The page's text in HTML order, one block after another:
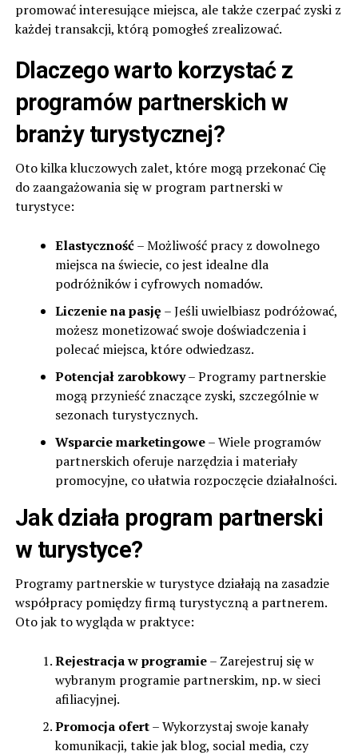
promować interesujące miejsca, ale także czerpać zyski z
każdej transakcji, którą pomogłeś zrealizować.
Dlaczego warto korzystać z
programów partnerskich w
branży turystycznej?
Oto kilka kluczowych zalet, które mogą przekonać Cię
do zaangażowania się w program partnerski w
turystyce:
Elastyczność– Możliwość pracy z dowolnego
miejsca na świecie, co jest idealne dla
podróżników i cyfrowych nomadów.
Liczenie na pasję – Jeśli uwielbiasz podróżować,
możesz monetizować swoje doświadczenia i
polecać miejsca, które odwiedzasz.
Potencjał zarobkowy– Programy partnerskie
mogą przynieść znaczące zyski, szczególnie w
sezonach turystycznych.
Wsparcie marketingowe– Wiele programów
partnerskich oferuje narzędzia i materiały
promocyjne, co ułatwia rozpoczęcie działalności.
Jak działa program partnerski
w turystyce?
Programy partnerskie w turystyce działają na zasadzie
współpracy pomiędzy firmą turystyczną a partnerem.
Oto jak to wygląda w praktyce:
Rejestracja w programie– Zarejestruj się w
wybranym programie partnerskim, np. w sieci
afiliacyjnej.
Promocja ofert– Wykorzystaj swoje kanały
komunikacji, takie jak blog, social media, czy